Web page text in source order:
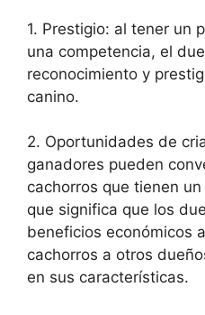
1. Prestigio: al tener un
una competencia, el
reconocimiento y
canino.
2. Oportunidades de
ganadores pueden
cachorros que tienen
que significa que los
beneficios económicos
cachorros a otros
en sus características.